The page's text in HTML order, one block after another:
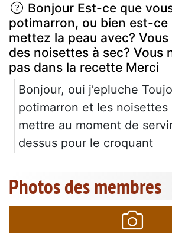
Bonjour Est-ce que
potimarron, ou bien est-ce
mettez la peau avec?
des noisettes à sec? Vous
pas dans la recette Merci
Bonjour, oui j’epluche
potimarron et les noisettes
mettre au moment de
dessus pour le croquant
Photos des membres